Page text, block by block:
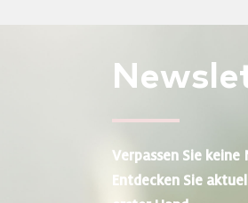
Verpassen Sie
Entdecken Sie